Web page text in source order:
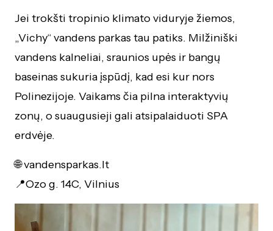
Jei trokšti tropinio klimato viduryje žiemos,
„Vichy“ vandens parkas tau patiks. Milžiniški
vandens kalneliai, sraunios upės ir bangų
baseinas sukuria įspūdį, kad esi kur nors
Polinezijoje. Vaikams čia pilna interaktyvių
zonų, o suaugusieji gali atsipalaiduoti SPA
erdvėje.
🌐 vandensparkas.lt
📍Ozo g. 14C, Vilnius